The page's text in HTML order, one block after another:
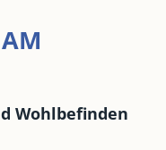
Wohlbefinden